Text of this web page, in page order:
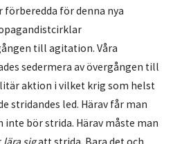
för denna nya
till agitation. Våra
sedermera av övergången till
aktion i vilket krig som helst
stridandes led. Härav får man
bör strida. Härav måste man